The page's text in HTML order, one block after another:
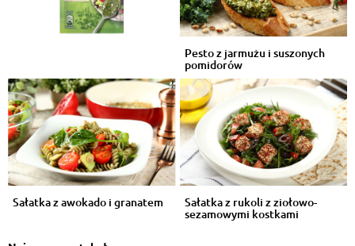
Pesto z jarmużu i suszonych
pomidorów
Sałatka z awokado i granatem Sałatka z rukoli z ziołowo-
sezamowymi kostkami